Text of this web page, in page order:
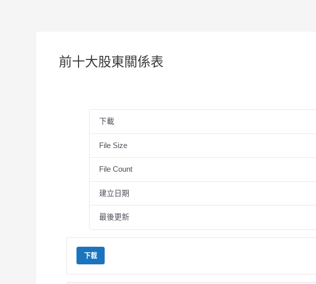
前十大股東關係表
下載
File Size
File Count
建立日期
最後更新
下載